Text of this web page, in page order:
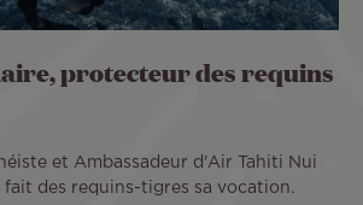
protecteur des requins
et Ambassadeur d'Air Tahiti Nui
fait des requins-tigres sa vocation.